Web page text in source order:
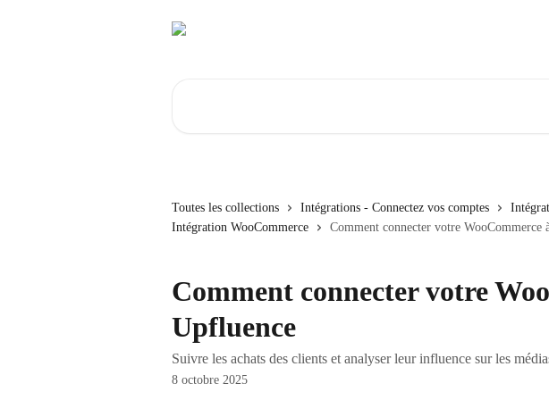
Toutes les collections Intégrations - Connectez vos comptes
Intégration WooCommerce
Comment connecter votre WooCommerce
Comment connecter votre
Upfluence
Suivre les achats des clients et analyser leur influence sur les
8 octobre 2025